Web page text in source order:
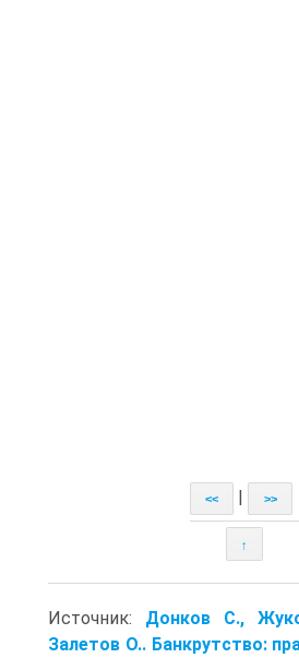
<< >>
↑
Источник: Донков С.,
Залетов О.. Банкрутство: